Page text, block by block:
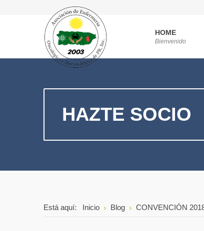
HOME
Bienvenido
HAZTE SOCIO
Está aquí: Inicio Blog CONVENCIÓN